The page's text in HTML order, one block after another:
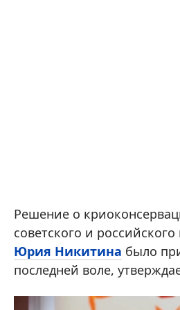
Решение о
советского и
Юрия Никитина было
последней воле,